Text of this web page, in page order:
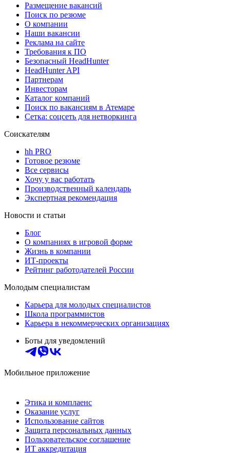
Размещение вакансий
Поиск по резюме
О компании
Наши вакансии
Реклама на сайте
Требования к ПО
Безопасный HeadHunter
HeadHunter API
Партнерам
Инвесторам
Каталог компаний
Поиск по вакансиям в Атемаре
Сетка: соцсеть для нетворкинга
Соискателям
hh PRO
Готовое резюме
Все сервисы
Хочу у вас работать
Производственный календарь
Экспертная рекомендация
Новости и статьи
Блог
О компаниях в игровой форме
Жизнь в компании
ИТ-проекты
Рейтинг работодателей России
Молодым специалистам
Карьера для молодых специалистов
Школа программистов
Карьера в некоммерческих организациях
Боты для уведомлений
Мобильное приложение
Этика и комплаенс
Оказание услуг
Использование сайтов
Защита персональных данных
Пользовательское соглашение
ИТ аккредитация